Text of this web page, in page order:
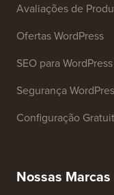
Avaliações de
Ofertas WordPress
SEO para WordPress
Segurança
Configuração
Nossas Marcas